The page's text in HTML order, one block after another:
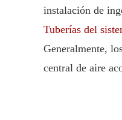
instalación de
Tuberías del
Generalmente,
central de aire